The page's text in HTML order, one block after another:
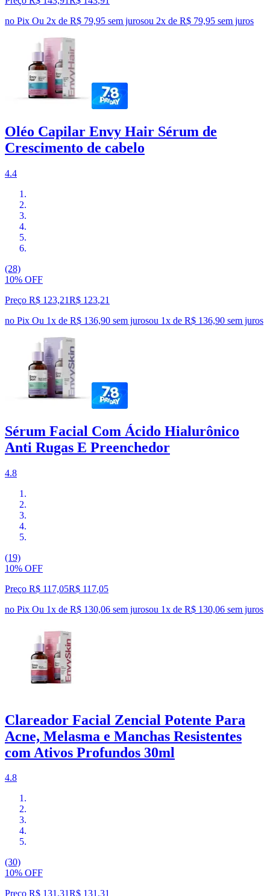
no Pix Ou 2x de R$ 79,95 sem jurosou 2x de R$ 79,95 sem juros
Oléo Capilar Envy Hair Sérum de
Crescimento de cabelo
4.4
(28)
10% OFF
Preço R$ 123,21R$ 123,21
no Pix Ou 1x de R$ 136,90 sem jurosou 1x de R$ 136,90 sem juros
Sérum Facial Com Ácido Hialurônico
Anti Rugas E Preenchedor
4.8
(19)
10% OFF
Preço R$ 117,05R$ 117,05
no Pix Ou 1x de R$ 130,06 sem jurosou 1x de R$ 130,06 sem juros
Clareador Facial Zencial Potente Para
Acne, Melasma e Manchas Resistentes
com Ativos Profundos 30ml
4.8
(30)
10% OFF
Preço R$ 131,31R$ 131 ,31